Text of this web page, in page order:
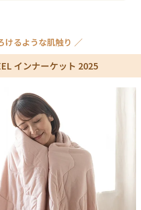
けるような肌触り ／
インナーケット 2025